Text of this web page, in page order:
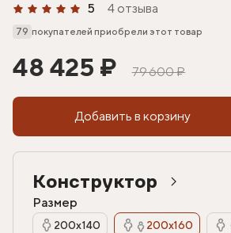
5 4 отзыва
79 покупателей приобрели этот товар
48 425 ₽ 79 600 ₽
Добавить в корзину
Конструктор
Размер
200х140 200х160